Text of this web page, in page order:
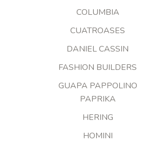
COLUMBIA
CUATROASES
DANIEL CASSIN
FASHION BUILDERS
GUAPA PAPPOLINO
PAPRIKA
HERING
HOMINI